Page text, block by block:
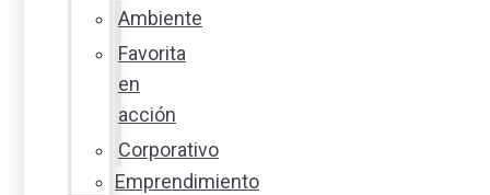
Ambiente
Favorita
en
acción
Corporativo
Emprendimiento